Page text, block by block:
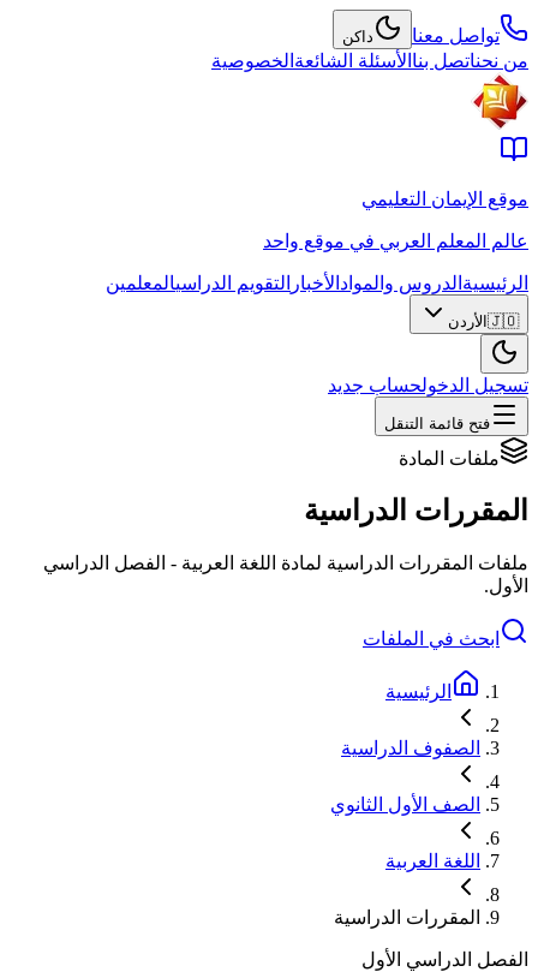
تواصل معنا داكن
من نحناتصل بنا الأسئلة الشائعة الخصوصية
موقع الإيمان التعليمي
عالم المعلم العربي في موقع واحد
الرئيسية الدروس والمواد الأخبار التقويم الدراسيالمعلمين
🇯🇴 الأردن
تسجيل الدخولحساب جديد
فتح قائمة التنقل
ملفات المادة
المقررات الدراسية
ملفات المقررات الدراسية لمادة اللغة العربية - الفصل الدراسي
الأول.
ابحث في الملفات
الرئيسية
الصفوف الدراسية
الصف الأول الثانوي
اللغة العربية
المقررات الدراسية
الفصل الدراسي الأول